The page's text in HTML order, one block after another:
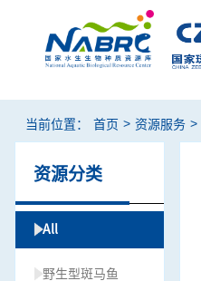
当前位置： 首页 > 资源服务 >
资源分类
All
野生型斑马鱼